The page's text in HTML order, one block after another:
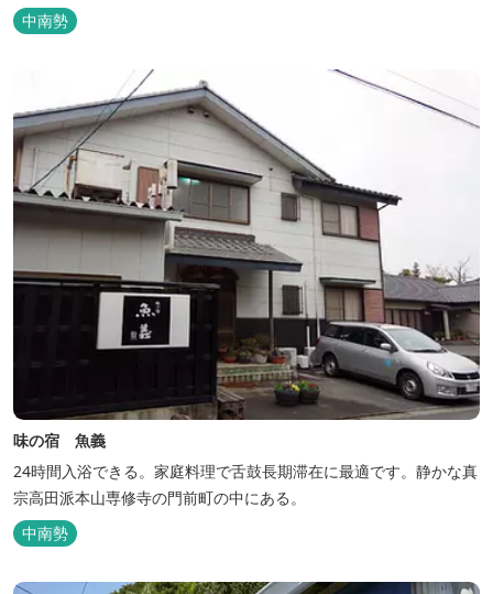
中南勢
味の宿 魚義
24時間入浴できる。家庭料理で舌鼓長期滞在に最適です。静かな真
宗高田派本山専修寺の門前町の中にある。
中南勢